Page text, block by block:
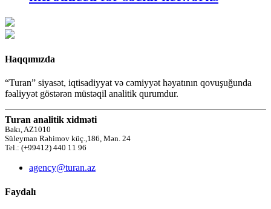
Haqqımızda
“Turan” siyasət, iqtisadiyyat və cəmiyyət həyatının qovuşuğunda
fəaliyyət göstərən müstəqil analitik qurumdur.
Turan analitik xidməti
Bakı, AZ1010
Süleyman Rəhimov küç.,186, Mən. 24
Tel.: (+99412) 440 11 96
agency@turan.az
Faydalı